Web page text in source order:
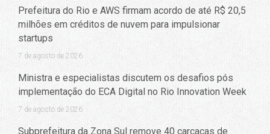
Prefeitura do Rio e AWS firmam acordo de até R$ 20,5
milhões em créditos de nuvem para impulsionar
startups
7 de agosto de 2026
Ministra e especialistas discutem os desafios pós
implementação do ECA Digital no Rio Innovation Week
7 de agosto de 2026
Subprefeitura da Zona Sul remove 40 carcaças de